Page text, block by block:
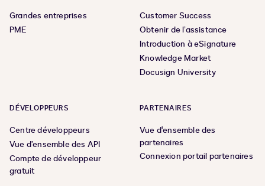
Grandes entreprises
PME
Customer Success
Obtenir de l’assistance
Introduction à eSignature
Knowledge Market
Docusign University
DÉVELOPPEURS
Centre développeurs
Vue d’ensemble des API
Compte de développeur
gratuit
PARTENAIRES
Vue d'ensemble des
partenaires
Connexion portail partenaires